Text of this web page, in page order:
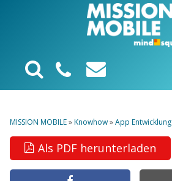
MISSION MOBILE»Knowhow»App Entwicklung
Als PDF herunterladen